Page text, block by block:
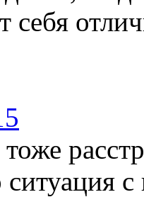
себя
ситуация